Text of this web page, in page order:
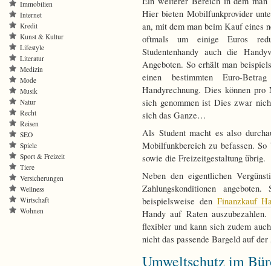
Hier bieten Mobilfunkprovider
an, mit dem man beim Kauf eines
oftmals um einige Euros
Studentenhandy auch die
Angeboten. So erhält man
einen bestimmten Euro-
Handyrechnung. Dies können
sich genommen ist Dies zwar
sich das Ganze…
Als Student macht es also
Mobilfunkbereich zu befassen.
sowie die Freizeitgestaltung übrig.
Neben den eigentlichen
Zahlungskonditionen
beispielsweise den Finanzkauf
Handy auf Raten
flexibler und kann sich zudem
nicht das passende Bargeld auf
Umweltschutz im
Immobilien
Internet
Kredit
Kunst & Kultur
Lifestyle
Literatur
Medizin
Mode
Musik
Natur
Recht
Reisen
SEO
Spiele
Sport & Freizeit
Tiere
Versicherungen
Wellness
Wirtschaft
Wohnen